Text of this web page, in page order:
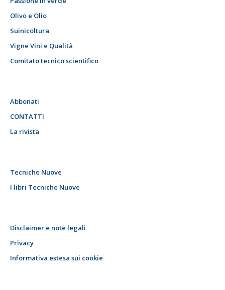
Olivo e Olio
Suinicoltura
Vigne Vini e Qualità
Comitato tecnico scientifico
Abbonati
CONTATTI
La rivista
Tecniche Nuove
I libri Tecniche Nuove
Disclaimer e note legali
Privacy
Informativa estesa sui cookie